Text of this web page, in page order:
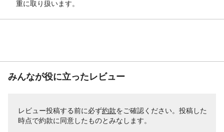
重に取り扱います。
みんなが役に立ったレビュー
レビュー投稿する前に必ず約款をご確認ください。投稿した
時点で約款に同意したものとみなします。